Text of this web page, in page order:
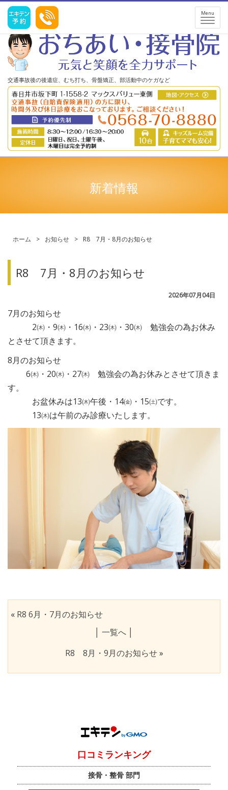
R8 7月・8月のお...｜春日井市の交通事故治療、産後の骨盤矯正、スポーツ障害
小牧市、多治見市など近郊からの患者様も歓迎します。
交通事故後の後遺症、むち打ち、骨盤矯正、部活動中のケガなど
Menu
新着情報
ホーム > お知らせ > R8 7月・8月のお知らせ
R8 7月・8月のお知らせ
2026年07月04日
7月のお知らせ
2㈭・9㈭・16㈭・23㈭・30㈭ 勉強会の為お休み
とさせて頂きます。
8月のお知らせ
6㈭・20㈭・27㈭ 勉強会の為お休みとさせて頂きま
す。
お盆休みは13㈭午後・14㈮・15㈯です。
13㈭は午前のみ診療いたします。
« R8 6月・7月のお知らせ
一覧へ
R8 8月・9月のお知らせ»